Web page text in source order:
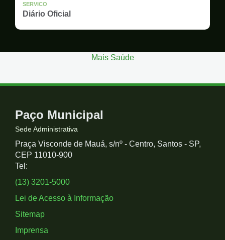
SERVICO
Diário Oficial
Mais Saúde
Contato
e
Redes
Sociais
Paço Municipal
Sede Administrativa
Praça Visconde de Mauá, s/nº - Centro, Santos - SP,
CEP 11010-900
Tel:
(13) 3201-5000
Lei de Acesso à Informação
Sitemap
Imprensa